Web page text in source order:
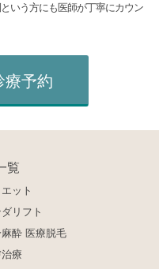
いう方にも医師が丁寧にカウン
療予約
覧
ット
リフト
酔 医療脱毛
療